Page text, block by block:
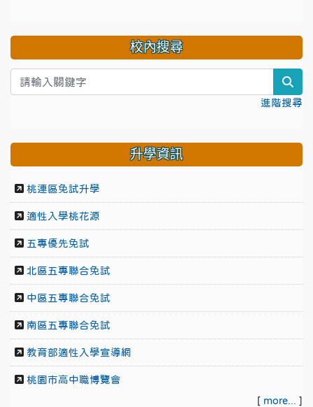
校內搜尋
進階搜尋
升學資訊
桃連區免試升學
適性入學桃花源
五專優先免試
北區五專聯合免試
中區五專聯合免試
南區五專聯合免試
教育部適性入學宣導網
桃園市高中職博覽會
[ more... ]